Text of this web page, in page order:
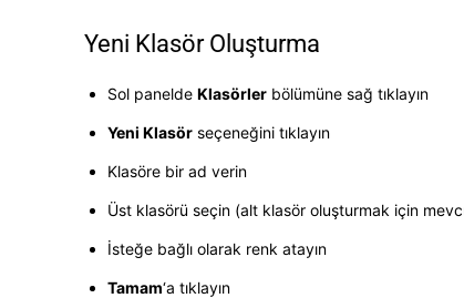
Yeni Klasör Oluşturma
Sol panelde Klasörler bölümüne sağ tıklayın
Yeni Klasör seçeneğini tıklayın
Klasöre bir ad verin
Üst klasörü seçin (alt klasör oluşturmak için
İsteğe bağlı olarak renk atayın
Tamam‘a tıklayın